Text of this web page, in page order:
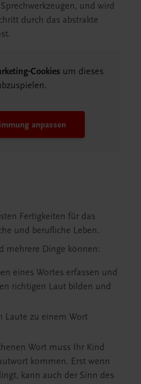
und wird
durch das abstrakte
Cookies um dieses
anpassen
Fertigkeiten für das
und berufliche Leben.
mehrere Dinge können:
eines Wortes erfassen und
richtigen Laut bilden und
Laute zu einem Wort
Wort muss Ihr Kind
kommen. Erst wenn
kann auch der Sinn des